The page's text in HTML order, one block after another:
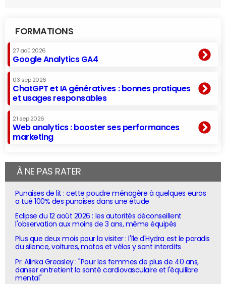
FORMATIONS
27 aoû 2026
Google Analytics GA4
03 sep 2026
ChatGPT et IA génératives : bonnes pratiques
et usages responsables
21 sep 2026
Web analytics : booster ses performances
marketing
À NE PAS RATER
Punaises de lit : cette poudre ménagère à quelques euros
a tué 100% des punaises dans une étude
Eclipse du 12 août 2026 : les autorités déconseillent
l'observation aux moins de 3 ans, même équipés
Plus que deux mois pour la visiter : l'île d'Hydra est le paradis
du silence, voitures, motos et vélos y sont interdits
Pr. Alinka Greasley : "Pour les femmes de plus de 40 ans,
danser entretient la santé cardiovasculaire et l'équilibre
mental"